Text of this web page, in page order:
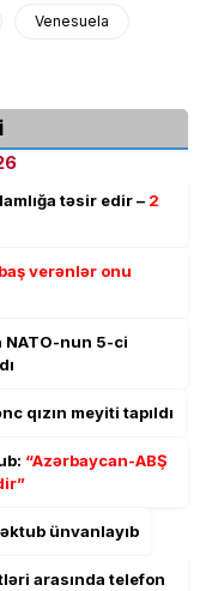
Venesuela
təsir edir – 2
baş verənlər onu
NATO-nun 5-ci
qızın meyiti tapıldı
“Azərbaycan-ABŞ
ünvanlayıb
arasında telefon